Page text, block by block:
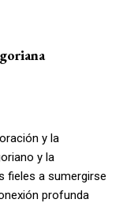
y la
y la
fieles a sumergirse
profunda